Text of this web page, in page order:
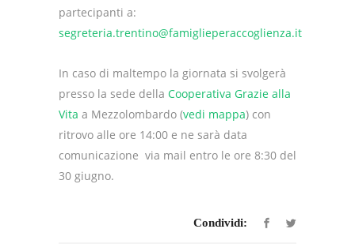
partecipanti a:
segreteria.trentino@famiglieperaccoglienza.it
In caso di maltempo la giornata si svolgerà
presso la sede della Cooperativa Grazie alla
Vita a Mezzolombardo (vedi mappa) con
ritrovo alle ore 14:00 e ne sarà data
comunicazione via mail entro le ore 8:30 del
30 giugno.
Condividi: